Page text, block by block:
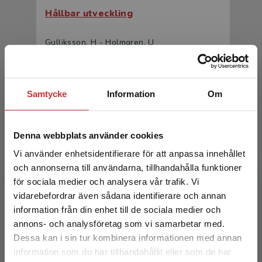
Samtycke Information Om
Denna webbplats använder cookies
Vi använder enhetsidentifierare för att anpassa innehållet
och annonserna till användarna, tillhandahålla funktioner
för sociala medier och analysera vår trafik. Vi
vidarebefordrar även sådana identifierare och annan
information från din enhet till de sociala medier och
annons- och analysföretag som vi samarbetar med.
Dessa kan i sin tur kombinera informationen med annan
information som du har tillhandahållit eller som de har
Begränsad fraktregion
Det verkar som att du besöker
Hållbar utveckling
Gulliksson, H - Holmgren, U
Att undervisa för hållbar utveckling
Bränberg, Agneta, m.fl. (red.)
356 krinkl. moms